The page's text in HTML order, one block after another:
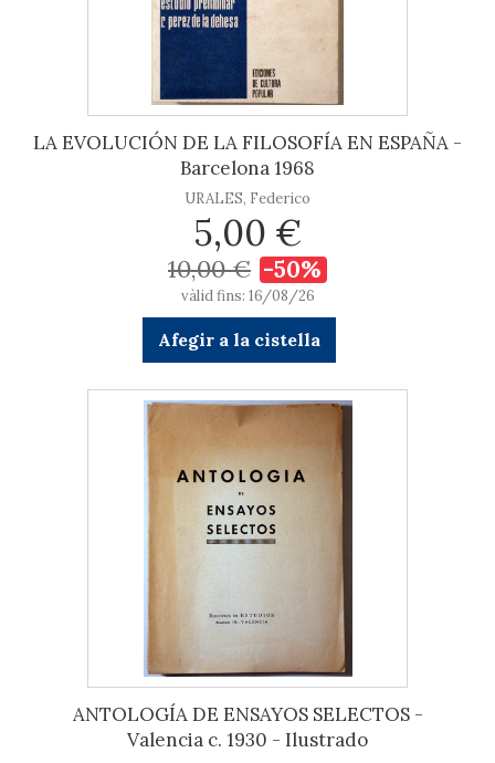
LA EVOLUCIÓN DE LA FILOSOFÍA EN ESPAÑA -
Barcelona 1968
URALES, Federico
5,00 €
10,00 € -50%
vàlid fins: 16/08/26
Afegir a la cistella
ANTOLOGÍA DE ENSAYOS SELECTOS -
Valencia c. 1930 - Ilustrado